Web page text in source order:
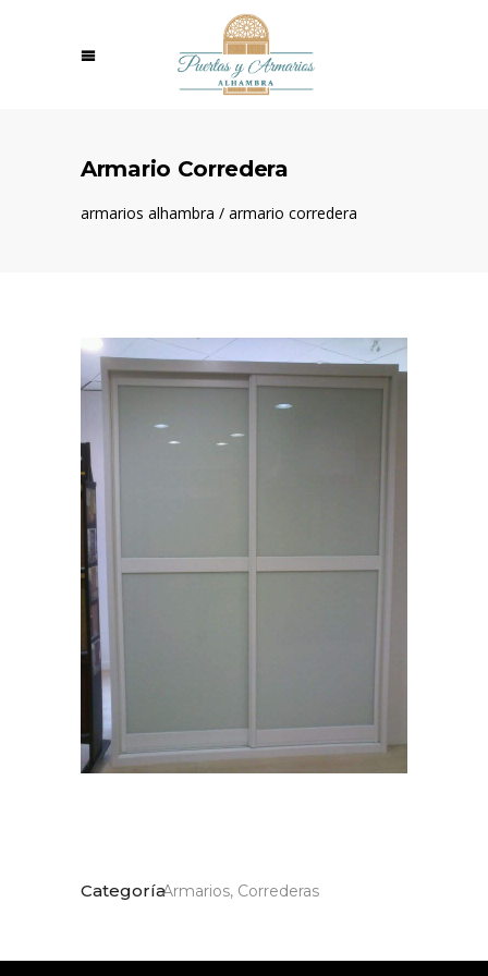
Armario Corredera
armarios alhambra / armario corredera
CategoríaArmarios, Correderas